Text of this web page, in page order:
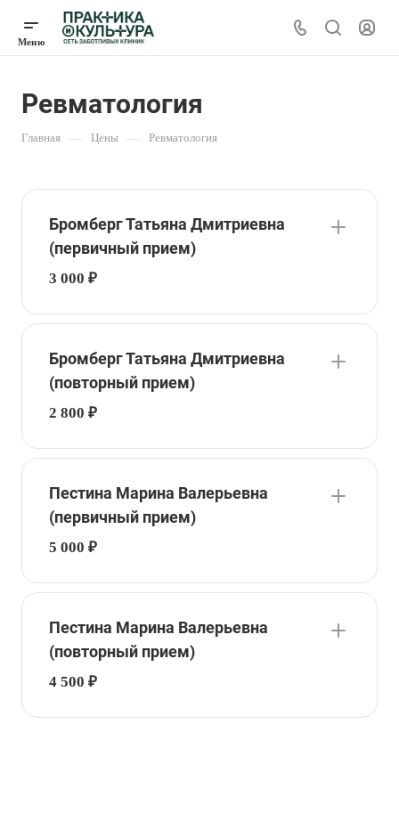
Ревматология
Главная — Цены — Ревматология
Бромберг Татьяна Дмитриевна
(первичный прием)
3 000 ₽
Бромберг Татьяна Дмитриевна
(повторный прием)
2 800 ₽
Пестина Марина Валерьевна
(первичный прием)
5 000 ₽
Пестина Марина Валерьевна
(повторный прием)
4 500 ₽